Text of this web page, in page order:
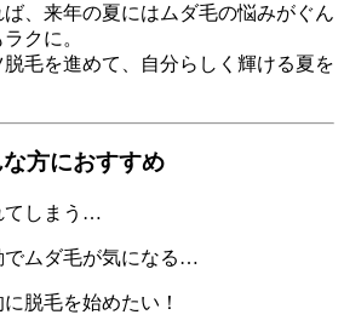
、来年の夏にはムダ毛の悩みがぐん
クに。
毛を進めて、自分らしく輝ける夏を
方におすすめ
てしまう…
ムダ毛が気になる…
脱毛を始めたい！